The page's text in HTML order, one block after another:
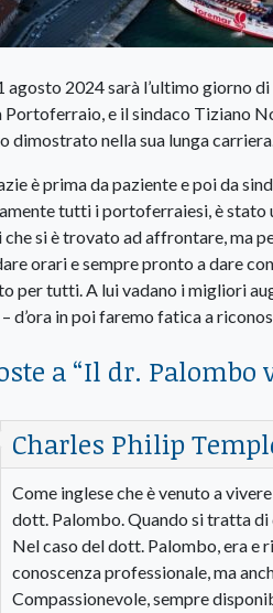
agosto 2024 sarà l’ultimo giorno
Portoferraio, e il sindaco Tiziano
dimostrato nella sua lunga carriera.
è prima da paziente e poi da
tutti i portoferraiesi, è stato
si è trovato ad affrontare, ma
orari e sempre pronto a dare
per tutti. A lui vadano i migliori
d’ora in poi faremo fatica a
a “Il dr. Palombo
Charles Philip
Come inglese che è venuto a
dott. Palombo. Quando si tratta di
Nel caso del dott. Palombo, era e
conoscenza professionale, ma
Compassionevole, sempre